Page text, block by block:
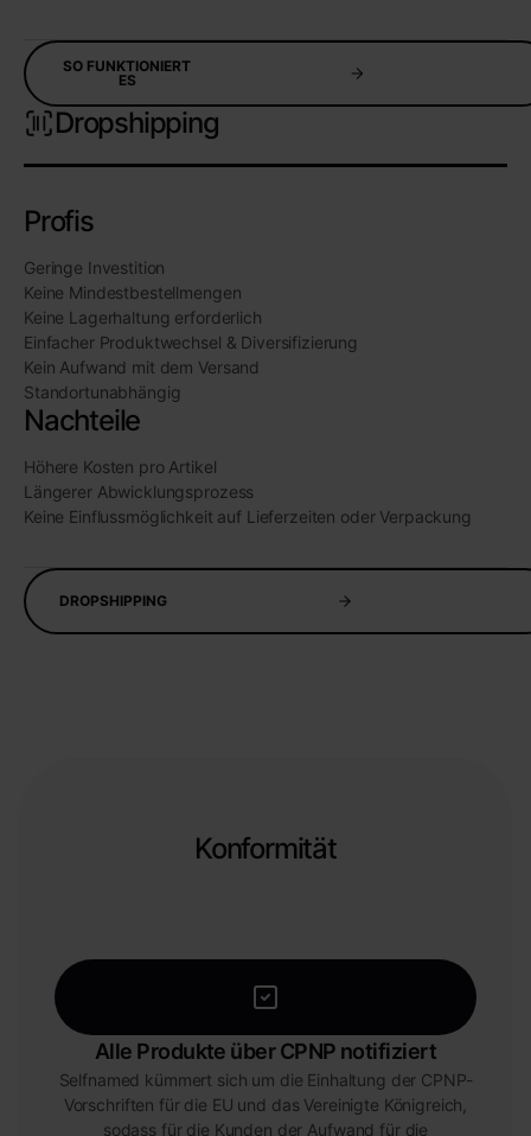
SO FUNKTIONIERT
ES
Dropshipping
Profis
Geringe Investition
Keine Mindestbestellmengen
Keine Lagerhaltung erforderlich
Einfacher Produktwechsel & Diversifizierung
Kein Aufwand mit dem Versand
Standortunabhängig
Nachteile
Höhere Kosten pro Artikel
Längerer Abwicklungsprozess
Keine Einflussmöglichkeit auf Lieferzeiten oder Verpackung
DROPSHIPPING
Konformität
Alle Produkte über CPNP notifiziert
Selfnamed kümmert sich um die Einhaltung der CPNP-
Vorschriften für die EU und das Vereinigte Königreich,
sodass für die Kunden der Aufwand für die